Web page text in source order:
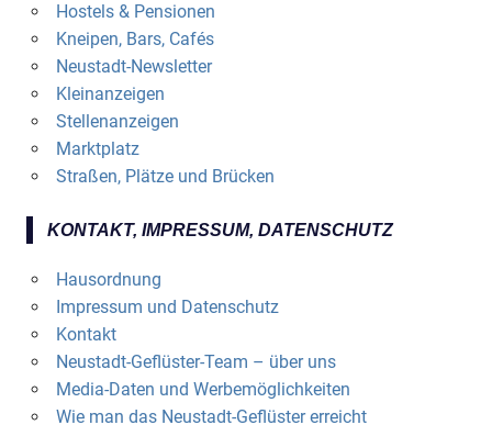
Hostels & Pensionen
Kneipen, Bars, Cafés
Neustadt-Newsletter
Kleinanzeigen
Stellenanzeigen
Marktplatz
Straßen, Plätze und Brücken
KONTAKT, IMPRESSUM, DATENSCHUTZ
Hausordnung
Impressum und Datenschutz
Kontakt
Neustadt-Geflüster-Team – über uns
Media-Daten und Werbemöglichkeiten
Wie man das Neustadt-Geflüster erreicht